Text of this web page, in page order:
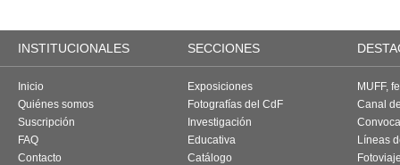
INSTITUCIONALES SECCIONES
Inicio
Quiénes somos
Suscripción
FAQ
Contacto
Exposiciones
Fotografías del CdF
Investigación
Educativa
Catálogo
MUFF,
Canal
Líneas